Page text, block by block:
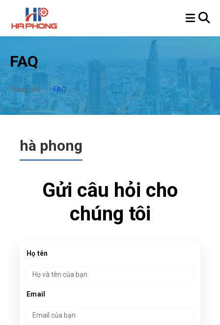
FAQ
Trang chủ / FAQ
hà phong
Gửi câu hỏi cho
chúng tôi
Họ tên
Email